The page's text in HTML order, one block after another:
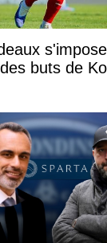
buts de